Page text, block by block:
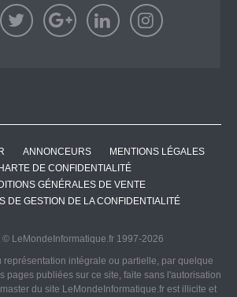
ANNONCEURS
MENTIONS LÉGALES
DE CONFIDENTIALITÉ
GÉNÉRALES DE VENTE
DE GESTION DE LA CONFIDENTIALITÉ
© LeMondeInformatique.fr 1997-2026
représentation intégrale ou partielle, par quelque
pages publiées sur ce site, faite sans l'autorisation
du site LeMondeInformatique.fr est illicite et